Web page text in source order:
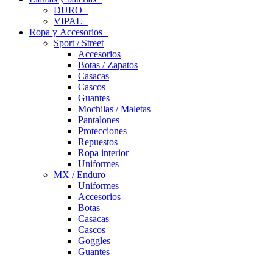
DURO
VIPAL
Ropa y Accesorios
Sport / Street
Accesorios
Botas / Zapatos
Casacas
Cascos
Guantes
Mochilas / Maletas
Pantalones
Protecciones
Repuestos
Ropa interior
Uniformes
MX / Enduro
Uniformes
Accesorios
Botas
Casacas
Cascos
Goggles
Guantes